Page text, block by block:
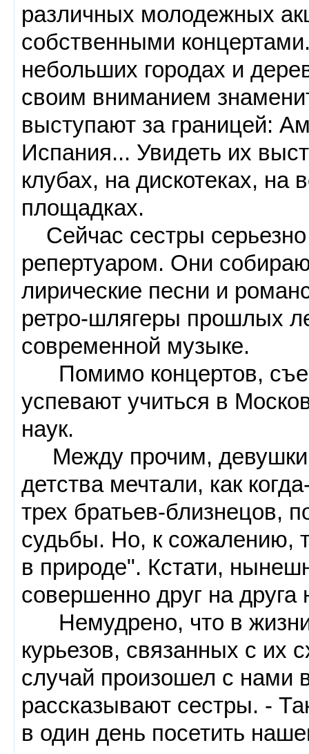
различных молодежных
собственными
небольших городах и
своим вниманием
выступают за границей:
Испания... Увидеть их
клубах, на дискотеках,
площадках.
Сейчас сестры
репертуаром. Они
лирические песни и
ретро-шлягеры прошлых
современной музыке.
Помимо концертов,
успевают учиться в
наук.
Между прочим, девушки
детства мечтали, как
трех братьев-близнецов,
судьбы. Но, к сожалению,
в природе". Кстати,
совершенно друг на друга
Немудрено, что в жизни
курьезов, связанных с их
случай произошел с нами
рассказывают сестры. -
в один день посетить